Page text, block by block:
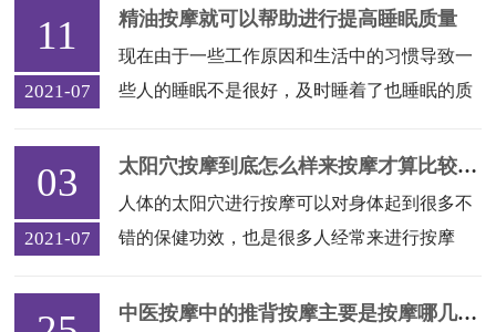
用的方法也很简单，通过一些简单的按摩就可
以...
11
2021-07
精油按摩就可以帮助进行提高睡眠质量
现在由于一些工作原因和生活中的习惯导致一
些人的睡眠不是很好，及时睡着了也睡眠的质
眠，下面我们来为您进行的介绍： 那么有哪些
精油...
03
2021-07
太阳穴按摩到底怎么样来按摩才算比较正确的呢
人体的太阳穴进行按摩可以对身体起到很多不
错的保健功效，也是很多人经常来进行按摩
节眼球神经不适等等功效。不过进行太阳穴按中医按摩中的推背按摩主要是按摩哪几个穴位？